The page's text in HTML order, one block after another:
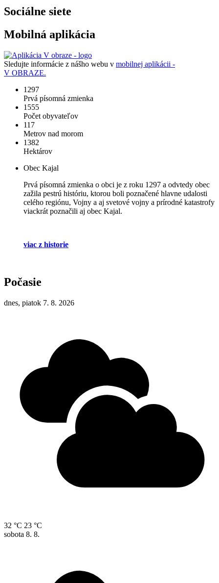
Sociálne siete
Mobilná aplikácia
Sledujte informácie z nášho webu v mobilnej aplikácii -
V OBRAZE.
1297
Prvá písomná zmienka
1555
Počet obyvateľov
117
Metrov nad morom
1382
Hektárov
Obec Kajal
Prvá písomná zmienka o obci je z roku 1297 a odvtedy obec
zažila pestrú históriu, ktorou boli poznačené hlavne udalosti
celého regiónu, Vojny a aj svetové vojny a prírodné katastrofy
viackrát poznačili aj obec Kajal.
viac z historie
Počasie
dnes, piatok 7. 8. 2026
32 °C 23 °C
sobota 8. 8.